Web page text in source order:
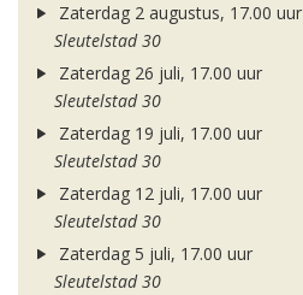
Zaterdag 2 augustus, 17.00 uur
Sleutelstad 30
Zaterdag 26 juli, 17.00 uur
Sleutelstad 30
Zaterdag 19 juli, 17.00 uur
Sleutelstad 30
Zaterdag 12 juli, 17.00 uur
Sleutelstad 30
Zaterdag 5 juli, 17.00 uur
Sleutelstad 30